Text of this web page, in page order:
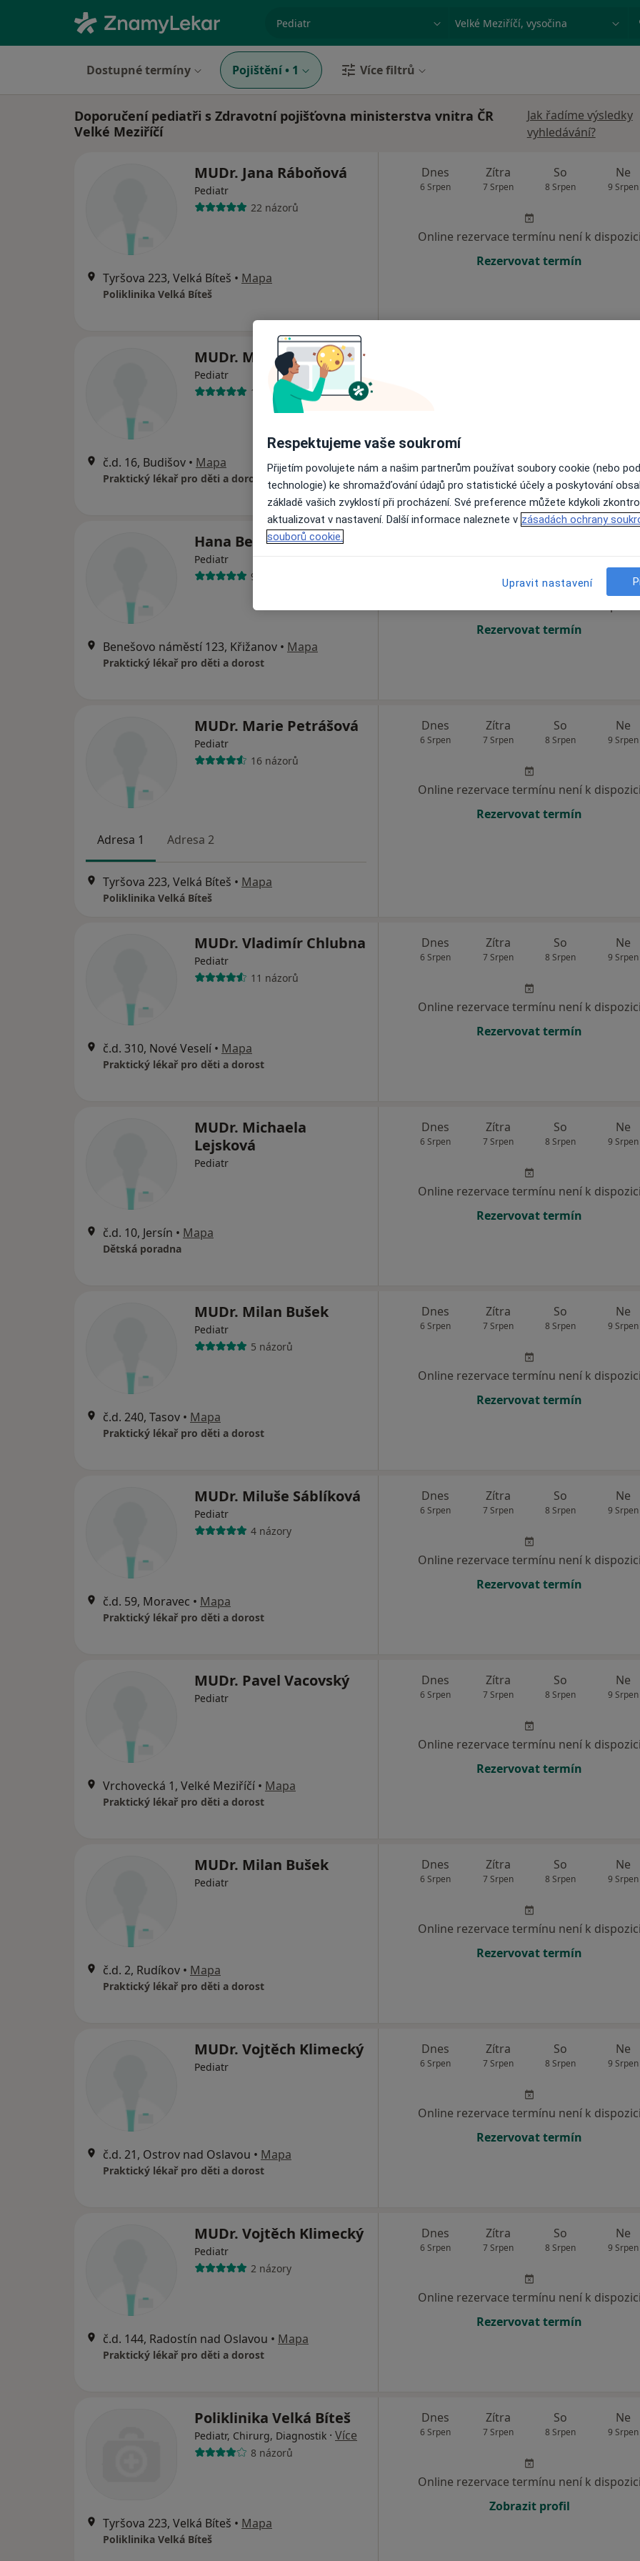
Město nebo region
Dostupné termíny Pojištění • 1 Více filtrů
Doporučení pediatři s Zdravotní pojišťovna ministerstva vnitra ČR
Velké Meziříčí
Jak řadíme výsledky
vyhledávání?
MUDr. Jana Ráboňová
Pediatr
22 názorů
Tyršova 223, Velká Bíteš • Mapa
Poliklinika Velká Bíteš
Dnes
6 Srpen
Zítra
7 Srpen
So
8 Srpen
Ne
9 Srpen
Online rezervace termínu není k dispozici
Rezervovat termín
MUDr. Milan Bušek
Pediatr
15 názorů
č.d. 16, Budišov • Mapa
Praktický lékař pro děti a dorost
Hana Bendáková
Pediatr
9 názorů
Benešovo náměstí 123, Křižanov • Mapa
Praktický lékař pro děti a dorost
Rezervovat termín
MUDr. Marie Petrášová
Pediatr
16 názorů
Adresa 1 Adresa 2
Tyršova 223, Velká Bíteš • Mapa
Poliklinika Velká Bíteš
Dnes
6 Srpen
Zítra
7 Srpen
So
8 Srpen
Ne
9 Srpen
Online rezervace termínu není k dispozici
Rezervovat termín
MUDr. Vladimír Chlubna
Pediatr
11 názorů
č.d. 310, Nové Veselí • Mapa
Praktický lékař pro děti a dorost
Dnes
6 Srpen
Zítra
7 Srpen
So
8 Srpen
Ne
9 Srpen
Online rezervace termínu není k dispozici
Rezervovat termín
MUDr. Michaela
Lejsková
Pediatr
č.d. 10, Jersín • Mapa
Dětská poradna
Dnes
6 Srpen
Zítra
7 Srpen
So
8 Srpen
Ne
9 Srpen
Online rezervace termínu není k dispozici
Rezervovat termín
MUDr. Milan Bušek
Pediatr
5 názorů
č.d. 240, Tasov • Mapa
Praktický lékař pro děti a dorost
Dnes
6 Srpen
Zítra
7 Srpen
So
8 Srpen
Ne
9 Srpen
Online rezervace termínu není k dispozici
Rezervovat termín
MUDr. Miluše Sáblíková
Pediatr
4 názory
č.d. 59, Moravec • Mapa
Praktický lékař pro děti a dorost
Dnes
6 Srpen
Zítra
7 Srpen
So
8 Srpen
Ne
9 Srpen
Online rezervace termínu není k dispozici
Rezervovat termín
MUDr. Pavel Vacovský
Pediatr
Vrchovecká 1, Velké Meziříčí • Mapa
Praktický lékař pro děti a dorost
Dnes
6 Srpen
Zítra
7 Srpen
So
8 Srpen
Ne
9 Srpen
Online rezervace termínu není k dispozici
Rezervovat termín
MUDr. Milan Bušek
Pediatr
č.d. 2, Rudíkov • Mapa
Praktický lékař pro děti a dorost
Dnes
6 Srpen
Zítra
7 Srpen
So
8 Srpen
Ne
9 Srpen
Online rezervace termínu není k dispozici
Rezervovat termín
MUDr. Vojtěch Klimecký
Pediatr
č.d. 21, Ostrov nad Oslavou • Mapa
Praktický lékař pro děti a dorost
Dnes
6 Srpen
Zítra
7 Srpen
So
8 Srpen
Ne
9 Srpen
Online rezervace termínu není k dispozici
Rezervovat termín
MUDr. Vojtěch Klimecký
Pediatr
2 názory
č.d. 144, Radostín nad Oslavou • Mapa
Praktický lékař pro děti a dorost
Dnes
6 Srpen
Zítra
7 Srpen
So
8 Srpen
Ne
9 Srpen
Online rezervace termínu není k dispozici
Rezervovat termín
Poliklinika Velká Bíteš
Pediatr, Chirurg, Diagnostik · Více
8 názorů
Tyršova 223, Velká Bíteš • Mapa
Poliklinika Velká Bíteš
Dnes
6 Srpen
Zítra
7 Srpen
So
8 Srpen
Ne
9 Srpen
Online rezervace termínu není k dispozici
Zobrazit profil
Respektujeme vaše soukromí
Přijetím povolujete nám a našim partnerům používat soubory cookie (nebo
technologie) ke shromažďování údajů pro statistické účely a poskytování
základě vašich zvyklostí při procházení. Své preference můžete kdykoli
aktualizovat v nastavení. Další informace naleznete v zásadách ochrany
souborů cookie.
Upravit nastavení